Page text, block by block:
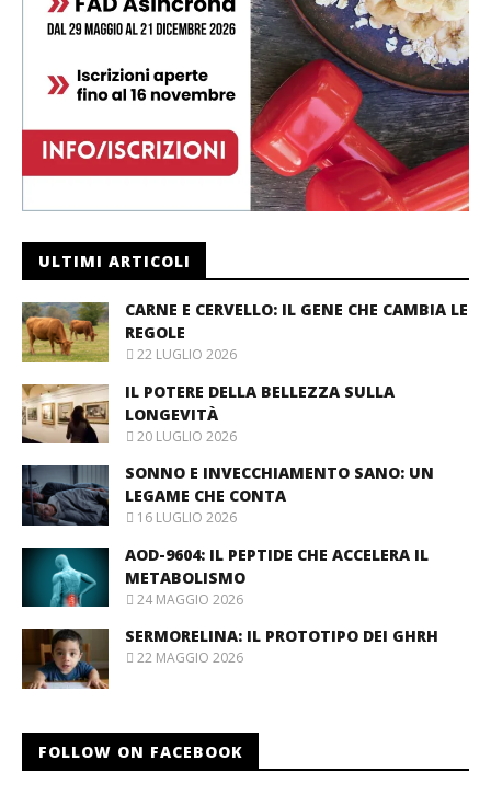
ULTIMI ARTICOLI
CARNE E CERVELLO: IL GENE CHE CAMBIA LE
REGOLE
22 LUGLIO 2026
IL POTERE DELLA BELLEZZA SULLA
LONGEVITÀ
20 LUGLIO 2026
SONNO E INVECCHIAMENTO SANO: UN
LEGAME CHE CONTA
16 LUGLIO 2026
AOD-9604: IL PEPTIDE CHE ACCELERA IL
METABOLISMO
24 MAGGIO 2026
SERMORELINA: IL PROTOTIPO DEI GHRH
22 MAGGIO 2026
FOLLOW ON FACEBOOK